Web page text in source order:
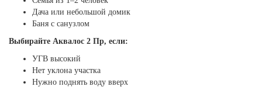
Дача или небольшой домик
Баня с санузлом
Выбирайте Аквалос 2 Пр, если:
УГВ высокий
Нет уклона участка
Нужно поднять воду вверх